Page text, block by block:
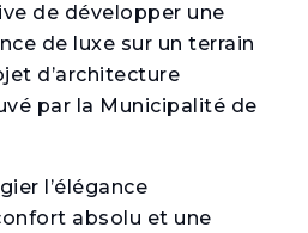
de développer une
de luxe sur un terrain
d’architecture
par la Municipalité de
l’élégance
absolu et une